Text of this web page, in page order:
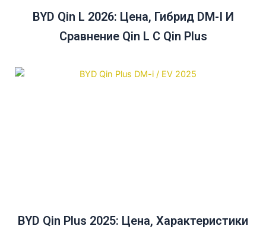
BYD Qin L 2026: Цена, Гибрид DM-I И
Сравнение Qin L С Qin Plus
BYD Qin Plus 2025: Цена, Характеристики